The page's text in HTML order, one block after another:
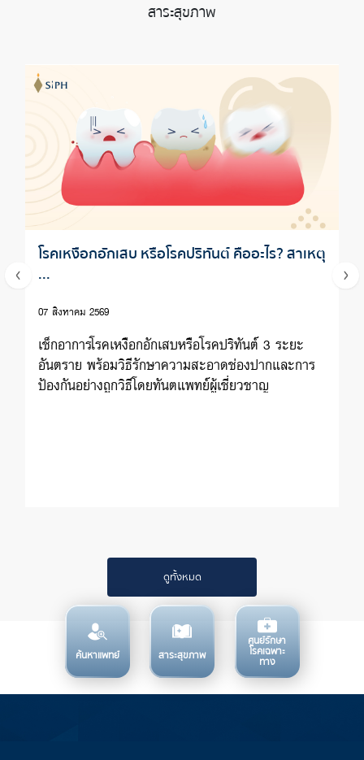
สาระสุขภาพ
โรคเหงือกอักเสบ หรือโรคปริทันต์ คืออะไร? สาเหตุ
...
07 สิงหาคม 2569
เช็กอาการโรคเหงือกอักเสบหรือโรคปริทันต์ 3 ระยะ
อันตราย พร้อมวิธีรักษาความสะอาดช่องปากและการ
ป้องกันอย่างถูกวิธีโดยทันตแพทย์ผู้เชี่ยวชาญ
ดูทั้งหมด
ค้นหาแพทย์ สาระสุขภาพ
ศูนย์รักษา
โรคเฉพาะ
ทาง